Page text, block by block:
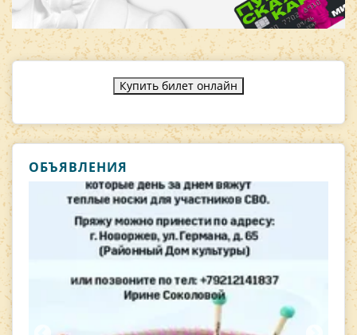
Купить билет онлайн
ОБЪЯВЛЕНИЯ